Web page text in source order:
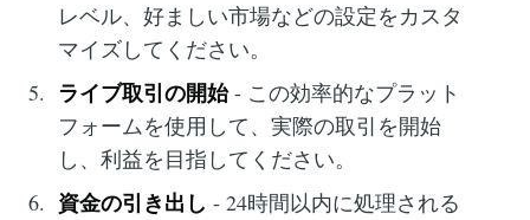
レベル、好ましい市場などの設定をカスタ
マイズしてください。
ライブ取引の開始- この効率的なプラット
フォームを使用して、実際の取引を開始
し、利益を目指してください。
資金の引き出し - 24時間以内に処理される